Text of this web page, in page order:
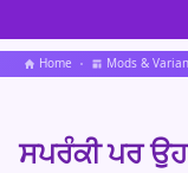
Home Mods &
ਸਪਰੰਕੀ ਪਰ